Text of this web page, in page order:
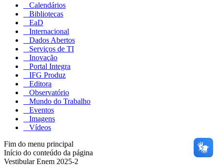
Calendários
Bibliotecas
EaD
Internacional
Dados Abertos
Serviços de TI
Inovação
Portal Integra
IFG Produz
Editora
Observatório
Mundo do Trabalho
Eventos
Imagens
Vídeos
Fim do menu principal
Início do conteúdo da página
Vestibular Enem 2025-2